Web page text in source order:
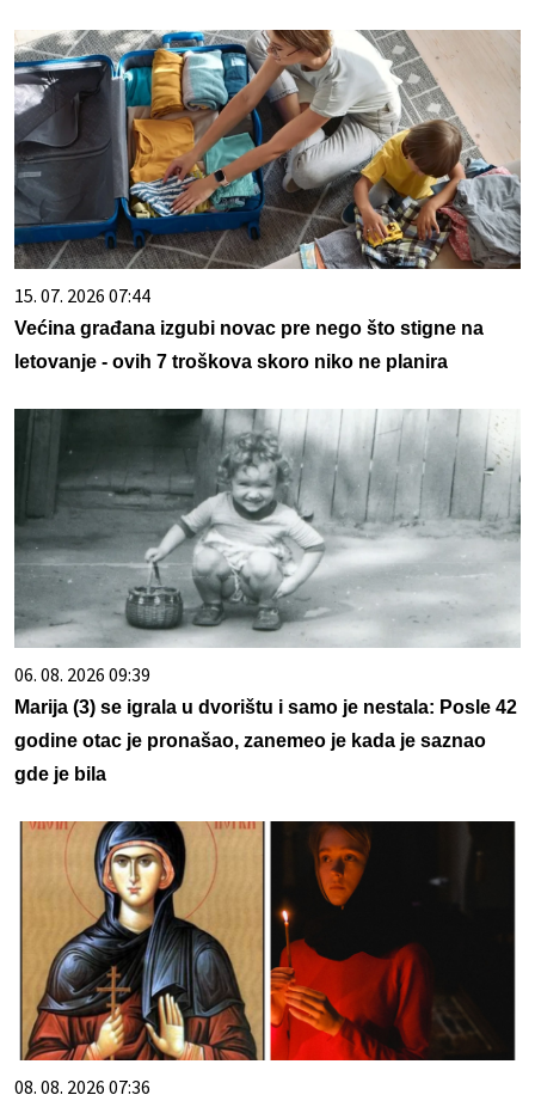
15. 07. 2026 07:44
Većina građana izgubi novac pre nego što stigne na
letovanje - ovih 7 troškova skoro niko ne planira
06. 08. 2026 09:39
Marija (3) se igrala u dvorištu i samo je nestala: Posle 42
godine otac je pronašao, zanemeo je kada je saznao
gde je bila
08. 08. 2026 07:36